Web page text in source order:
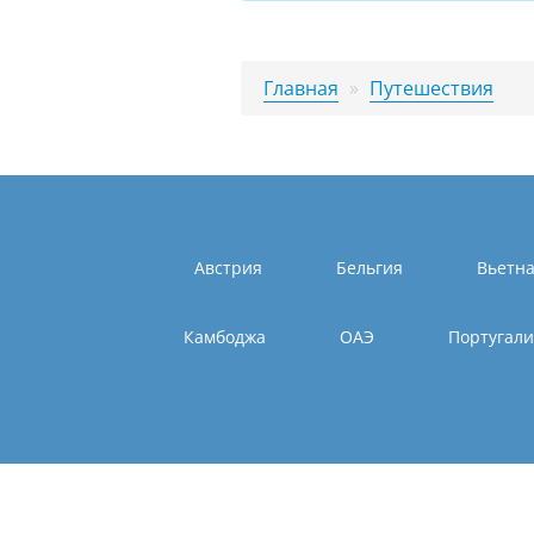
Главная » Путешествия
Австрия Бельгия
Камбоджа ОАЭ